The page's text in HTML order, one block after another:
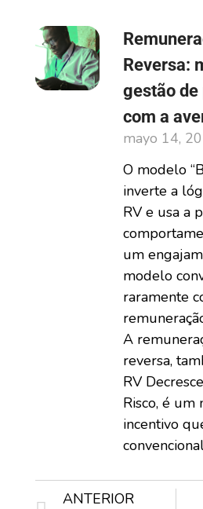
Reversa:
gestão
com a
mayo 14,
O modelo
inverte a
RV e usa a
um
modelo
raramente
A
reversa,
RV
Risco, é
incentivo
ANTERIOR